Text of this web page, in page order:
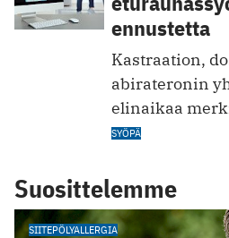
ennustetta
Kastraation,
abirateronin
elinaikaa
SYÖPÄ
Suosittelemme
SIITEPÖLYALLERGIA